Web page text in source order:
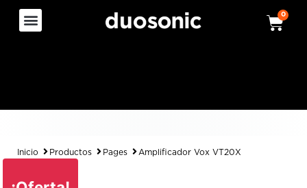
0
Inicio Productos Pages Amplificador Vox VT20X